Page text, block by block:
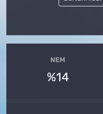
NEM
%14